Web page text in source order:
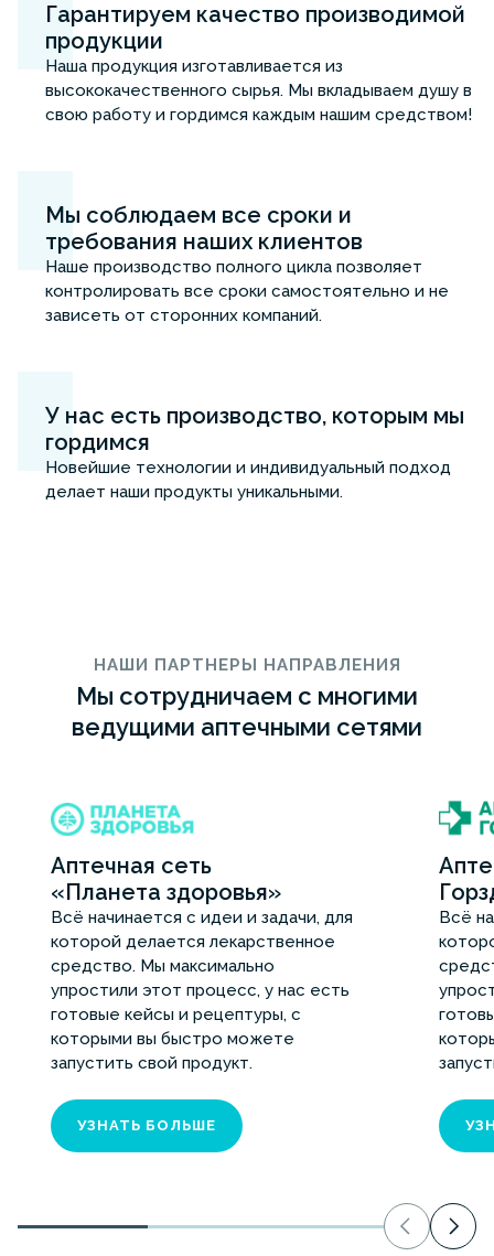
Гарантируем качество производимой
продукции
Наша продукция изготавливается из
высококачественного сырья. Мы вкладываем душу в
свою работу и гордимся каждым нашим средством!
Мы соблюдаем все сроки и
требования наших клиентов
Наше производство полного цикла позволяет
контролировать все сроки самостоятельно и не
зависеть от сторонних компаний.
У нас есть производство, которым мы
гордимся
Новейшие технологии и индивидуальный подход
делает наши продукты уникальными.
НАШИ ПАРТНЕРЫ НАПРАВЛЕНИЯ
Мы сотрудничаем с многими
ведущими аптечными сетями
Аптечная сеть
«Планета здоровья»
Всё начинается с идеи и задачи, для
которой делается лекарственное
средство. Мы максимально
упростили этот процесс, у нас есть
готовые кейсы и рецептуры, с
которыми вы быстро можете
запустить свой продукт.
УЗНАТЬ БОЛЬШЕ
Всё